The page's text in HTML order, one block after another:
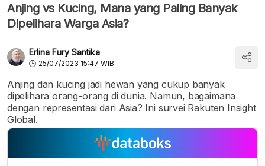
Anjing vs Kucing, Mana yang Paling Banyak
Dipelihara Warga Asia?
Erlina Fury Santika
25/07/2023 15:47 WIB
Anjing dan kucing jadi hewan yang cukup banyak
dipelihara orang-orang di dunia. Namun, bagaimana
dengan representasi dari Asia? Ini survei Rakuten Insight
Global.